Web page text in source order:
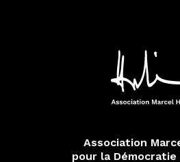
Association
pour la